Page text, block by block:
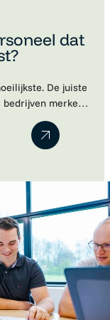
dat
De juiste
bedrijven merken
of dat
te passen
kennis is